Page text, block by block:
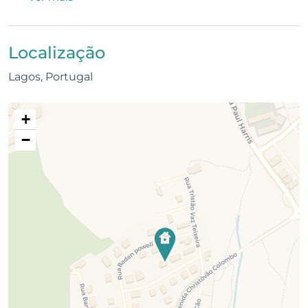
Localização
Lagos, Portugal
+
−